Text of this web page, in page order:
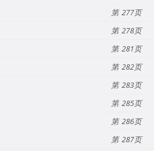
277
278
281
282
283
285
286
287